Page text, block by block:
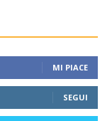
MI PIACE
SEGUI